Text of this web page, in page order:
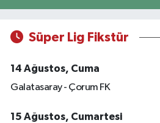
Süper Lig Fikstür
14 Ağustos, Cuma
Galatasaray - Çorum FK
15 Ağustos, Cumartesi